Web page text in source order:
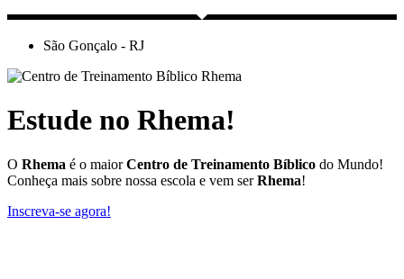
São Gonçalo - RJ
Estude no Rhema!
O Rhema é o maiorCentro de Treinamento Bíblico do Mundo!
Conheça mais sobre nossa escola e vem serRhema!
Inscreva-se agora!